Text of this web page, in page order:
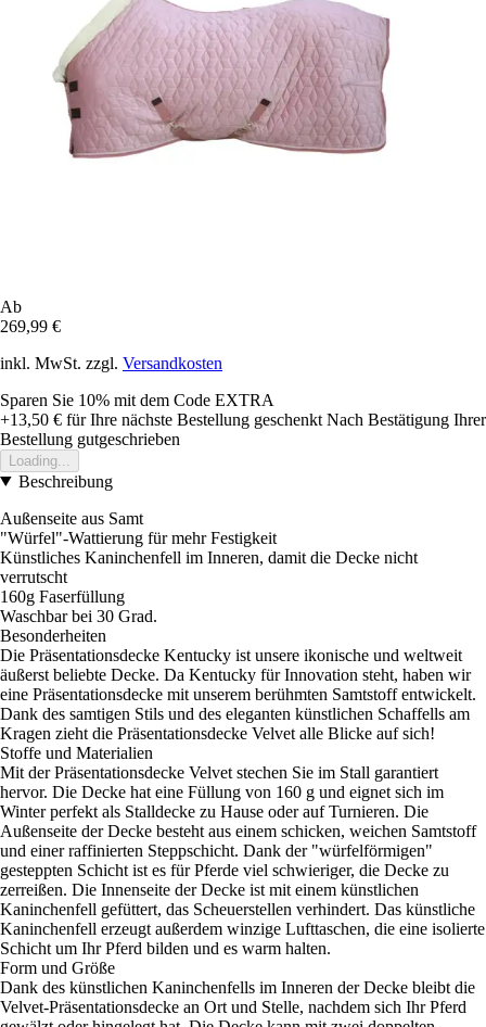
Ab
269,99 €
inkl. MwSt. zzgl. Versandkosten
Sparen Sie 10% mit dem Code EXTRA
+13,50 € für Ihre nächste Bestellung geschenkt Nach Bestätigung Ihrer
Bestellung gutgeschrieben
Loading...
Beschreibung
Außenseite aus Samt
"Würfel"-Wattierung für mehr Festigkeit
Künstliches Kaninchenfell im Inneren, damit die Decke nicht
verrutscht
160g Faserfüllung
Waschbar bei 30 Grad.
Besonderheiten
Die Präsentationsdecke Kentucky ist unsere ikonische und weltweit
äußerst beliebte Decke. Da Kentucky für Innovation steht, haben wir
eine Präsentationsdecke mit unserem berühmten Samtstoff entwickelt.
Dank des samtigen Stils und des eleganten künstlichen Schaffells am
Kragen zieht die Präsentationsdecke Velvet alle Blicke auf sich!
Stoffe und Materialien
Mit der Präsentationsdecke Velvet stechen Sie im Stall garantiert
hervor. Die Decke hat eine Füllung von 160 g und eignet sich im
Winter perfekt als Stalldecke zu Hause oder auf Turnieren. Die
Außenseite der Decke besteht aus einem schicken, weichen Samtstoff
und einer raffinierten Steppschicht. Dank der "würfelförmigen"
gesteppten Schicht ist es für Pferde viel schwieriger, die Decke zu
zerreißen. Die Innenseite der Decke ist mit einem künstlichen
Kaninchenfell gefüttert, das Scheuerstellen verhindert. Das künstliche
Kaninchenfell erzeugt außerdem winzige Lufttaschen, die eine isolierte
Schicht um Ihr Pferd bilden und es warm halten.
Form und Größe
Dank des künstlichen Kaninchenfells im Inneren der Decke bleibt die
Velvet-Präsentationsdecke an Ort und Stelle, nachdem sich Ihr Pferd